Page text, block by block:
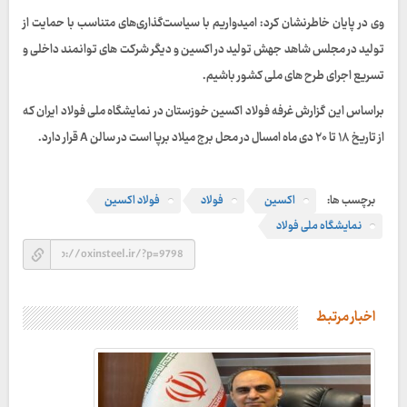
وی در پایان خاطرنشان کرد: امیدواریم با سیاست‌گذاری‌های متناسب با حمایت از
تولید در مجلس شاهد جهش تولید در اکسین و دیگر شرکت های توانمند داخلی و
تسریع اجرای طرح های ملی کشور باشیم.
براساس این گزارش غرفه فولاد اکسین خوزستان در نمایشگاه ملی فولاد ایران که
از تاریخ ۱۸ تا ۲۰ دی ماه امسال در محل برج میلاد برپا است در سالن A قرار دارد.
برچسب ها: اکسین فولاد
فولاد اکسین
نمایشگاه ملی فولاد
اخبار مرتبط